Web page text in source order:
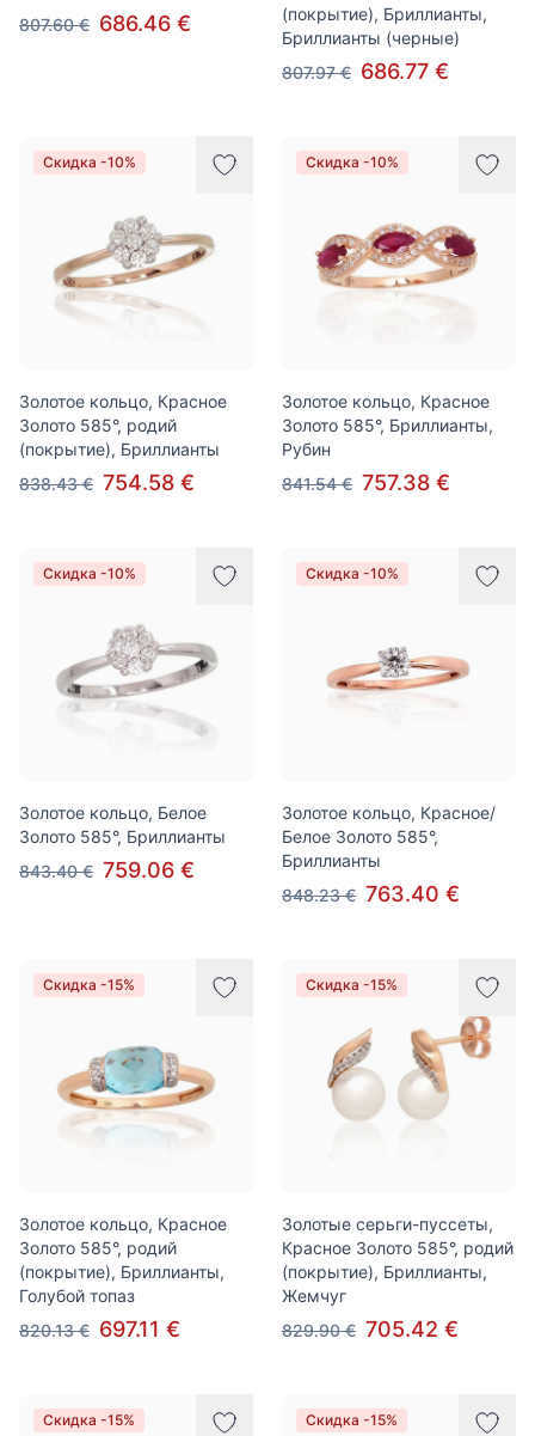
807.60 € 686.46 €
(покрытие), Бриллианты,
Бриллианты (черные)
807.97 € 686.77 €
Скидка -10%
Золотое кольцо, Красное
Золото 585°, родий
(покрытие), Бриллианты
838.43 € 754.58 €
Скидка -10%
Золотое кольцо, Красное
Золото 585°, Бриллианты,
Рубин
841.54 € 757.38 €
Скидка -10%
Золотое кольцо, Белое
Золото 585°, Бриллианты
843.40 € 759.06 €
Скидка -10%
Золотое кольцо, Красное/
Белое Золото 585°,
Бриллианты
848.23 € 763.40 €
Скидка -15%
Золотое кольцо, Красное
Золото 585°, родий
(покрытие), Бриллианты,
Голубой топаз
820.13 € 697.11 €
Скидка -15%
Золотые серьги-пуссеты,
Красное Золото 585°, родий
(покрытие), Бриллианты,
Жемчуг
829.90 € 705.42 €
Скидка -15% Скидка -15%